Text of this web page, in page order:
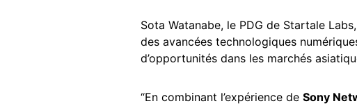
Sota Watanabe, le PDG de Startale
des avancées technologiques
d’opportunités dans les marchés
“En combinant l’expérience de Sony